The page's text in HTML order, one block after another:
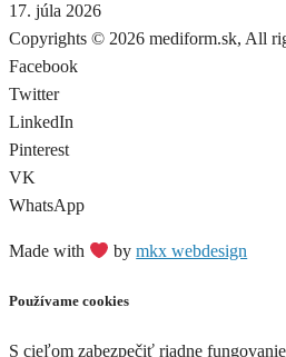
17. júla 2026
Copyrights © 2026 mediform.sk, All
Facebook
Twitter
LinkedIn
Pinterest
VK
WhatsApp
Made with bymkx webdesign
Používame cookies
S cieľom zabezpečiť riadne